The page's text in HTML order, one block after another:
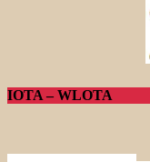
IOTA – WLOTA